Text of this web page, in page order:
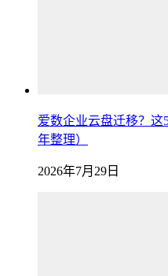
爱数企业云盘迁移？这
年整理）
2026年7月29日